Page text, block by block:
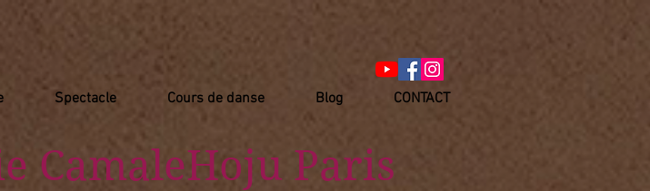
Spectacle Cours de danse Blog CONTACT
​ CamaleHoju Paris